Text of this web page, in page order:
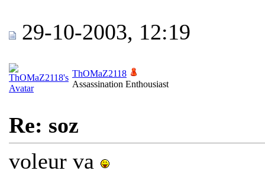
29-10-2003, 12:19
ThOMaZ2118
Assassination Enthousiast
Re: soz
voleur va